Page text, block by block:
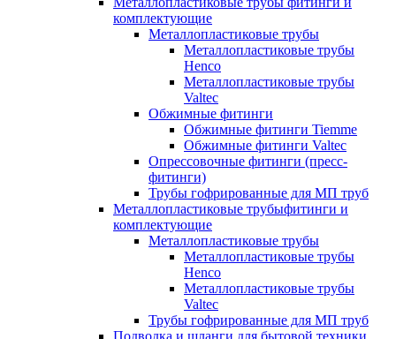
комплектующие
Металлопластиковые трубы
Металлопластиковые трубы
Henco
Металлопластиковые трубы
Valtec
Обжимные фитинги
Обжимные фитинги Tiemme
Обжимные фитинги Valtec
Опрессовочные фитинги (пресс-
фитинги)
Трубы гофрированные для МП труб
Металлопластиковые трубыфитинги и
комплектующие
Металлопластиковые трубы
Металлопластиковые трубы
Henco
Металлопластиковые трубы
Valtec
Трубы гофрированные для МП труб